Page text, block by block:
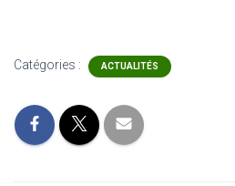
Catégories : ACTUALITÉS